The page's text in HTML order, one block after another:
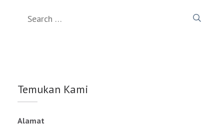
Temukan Kami
Alamat